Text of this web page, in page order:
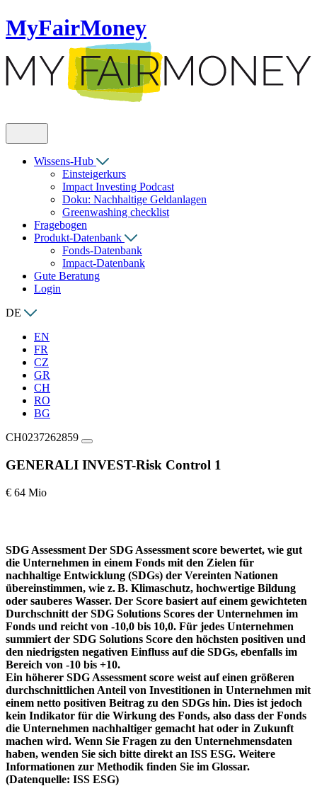
MyFairMoney
Wissens-Hub
Einsteigerkurs
Impact Investing Podcast
Doku: Nachhaltige Geldanlagen
Greenwashing checklist
Fragebogen
Produkt-Datenbank
Fonds-Datenbank
Impact-Datenbank
Gute Beratung
Login
DE
EN
FR
CZ
GR
CH
RO
BG
CH0237262859
GENERALI INVEST-Risk Control 1
€ 64 Mio
SDG Assessment Der SDG Assessment score bewertet, wie gut
die Unternehmen in einem Fonds mit den Zielen für
nachhaltige Entwicklung (SDGs) der Vereinten Nationen
übereinstimmen, wie z. B. Klimaschutz, hochwertige Bildung
oder sauberes Wasser. Der Score basiert auf einem gewichteten
Durchschnitt der SDG Solutions Scores der Unternehmen im
Fonds und reicht von -10,0 bis 10,0. Für jedes Unternehmen
summiert der SDG Solutions Score den höchsten positiven und
den niedrigsten negativen Einfluss auf die SDGs, ebenfalls im
Bereich von -10 bis +10.
Ein höherer SDG Assessment score weist auf einen größeren
durchschnittlichen Anteil von Investitionen in Unternehmen mit
einem netto positiven Beitrag zu den SDGs hin. Dies ist jedoch
kein Indikator für die Wirkung des Fonds, also dass der Fonds
die Unternehmen nachhaltiger gemacht hat oder in Zukunft
machen wird. Wenn Sie Fragen zu den Unternehmensdaten
haben, wenden Sie sich bitte direkt an ISS ESG. Weitere
Informationen zur Methodik finden Sie im Glossar.
(Datenquelle: ISS ESG)